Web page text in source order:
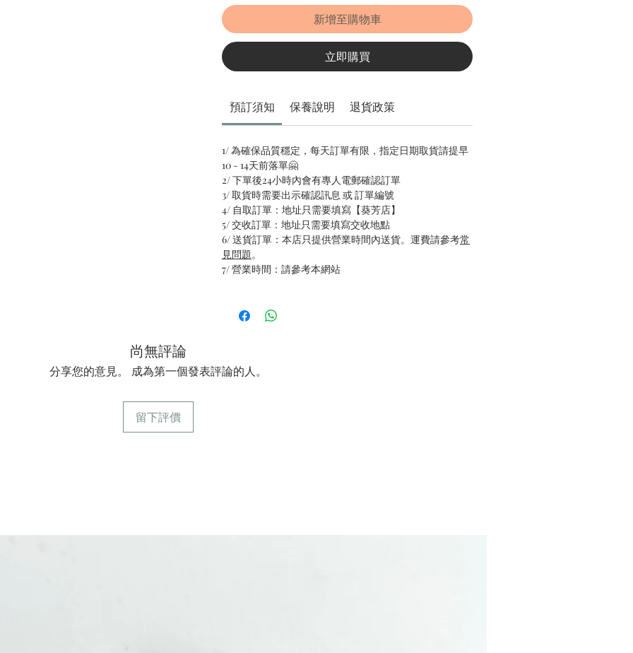
新增至購物車
立即購買
預訂須知 保養說明 退貨政策
1/ 為確保品質穩定，每天訂單有限，指定日期取貨請提早
10 - 14天前落單🤗
2/ 下單後24小時內會有專人電郵確認訂單
3/ 取貨時需要出示確認訊息 或 訂單編號
4/ 自取訂單：地址只需要填寫【葵芳店】
5/ 交收訂單：地址只需要填寫交收地點
6/ 送貨訂單：本店只提供營業時間內送貨。運費請參考常
見問題。
7/ 營業時間：請參考本網站
尚無評論
分享您的意見。 成為第一個發表評論的人。
留下評價